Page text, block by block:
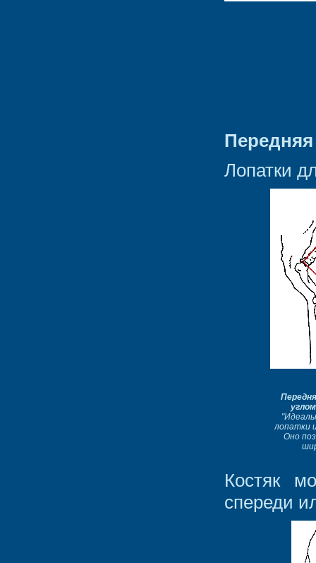
Лопатки
лопатки
Оно
Костяк
спереди